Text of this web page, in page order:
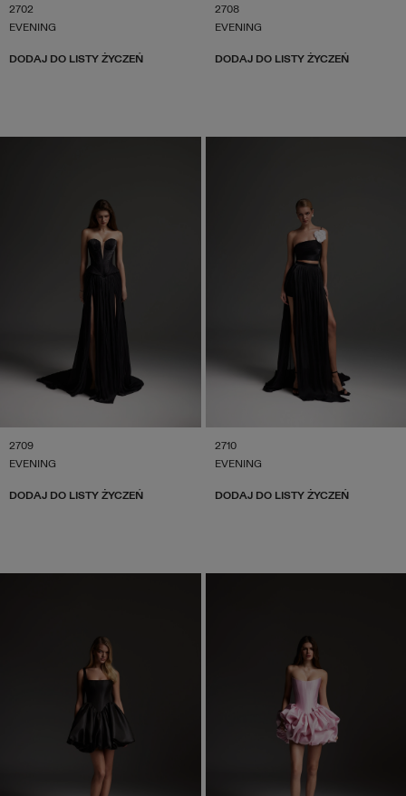
2702
EVENING
DODAJ DO LISTY ŻYCZEŃ
2708
EVENING
DODAJ DO LISTY ŻYCZEŃ
2709
EVENING
DODAJ DO LISTY ŻYCZEŃ
2710
EVENING
DODAJ DO LISTY ŻYCZEŃ